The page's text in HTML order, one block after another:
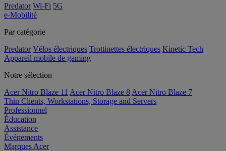
Predator Wi-Fi 5G
e-Mobilité
Par catégorie
Predator Vélos électriques Trottinettes électriques Kinetic Tech
Appareil mobile de gaming
Notre sélection
Acer Nitro Blaze 11 Acer Nitro Blaze 8 Acer Nitro Blaze 7
Thin Clients, Workstations, Storage and Servers
Professionnel
Éducation
Assistance
Événements
Marques Acer